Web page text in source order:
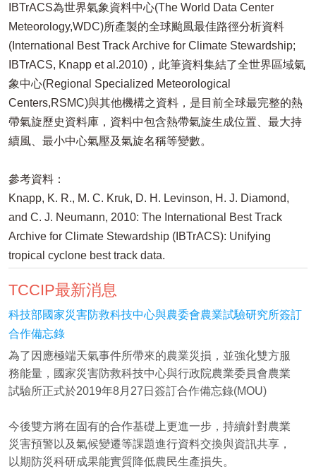
IBTrACS為世界氣象資料中心(The World Data Center
Meteorology,WDC)所產製的全球颱風最佳路徑分析資料
(International Best Track Archive for Climate Stewardship;
IBTrACS, Knapp et al.2010)，此筆資料集結了全世界區域氣
象中心(Regional Specialized Meteorological
Centers,RSMC)與其他機構之資料，是目前全球最完整的熱
帶氣旋歷史資料庫，資料中包含熱帶氣旋生成位置、最大持
續風、最小中心氣壓及氣旋名稱等變數。
參考資料：
Knapp, K. R., M. C. Kruk, D. H. Levinson, H. J. Diamond,
and C. J. Neumann, 2010: The International Best Track
Archive for Climate Stewardship (IBTrACS): Unifying
tropical cyclone best track data.
TCCIP最新消息
科技部國家災害防救科技中心與農委會農業試驗研究所簽訂
合作備忘錄
為了因應極端天氣事件所帶來的農業災損，並強化雙方服
務能量，國家災害防救科技中心與行政院農業委員會農業
試驗所正式於2019年8月27日簽訂合作備忘錄(MOU)
今後雙方將在固有的合作基礎上更進一步，持續針對農業
災害預警以及氣候變遷等課題進行資料交換與資訊共享，
以期防災科研成果能實質降低農民生產損失。